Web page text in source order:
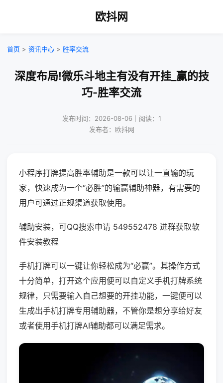
欧抖网
首页 > 资讯中心 > 胜率交流
深度布局!微乐斗地主有没有开挂_赢的技
巧-胜率交流
发布时间：2026-08-06｜阅读：1
发布者：欧抖网
小程序打牌提高胜率辅助是一款可以让一直输的玩
家，快速成为一个“必胜”的输赢辅助神器，有需要的
用户可通过正规渠道获取使用。
辅助安装，可QQ搜索申请 549552478 进群获取软
件安装教程
手机打牌可以一键让你轻松成为“必赢”。其操作方式
十分简单，打开这个应用便可以自定义手机打牌系统
规律，只需要输入自己想要的开挂功能，一键便可以
生成出手机打牌专用辅助器，不管你是想分享给好友
或者使用手机打牌AI辅助都可以满足需求。